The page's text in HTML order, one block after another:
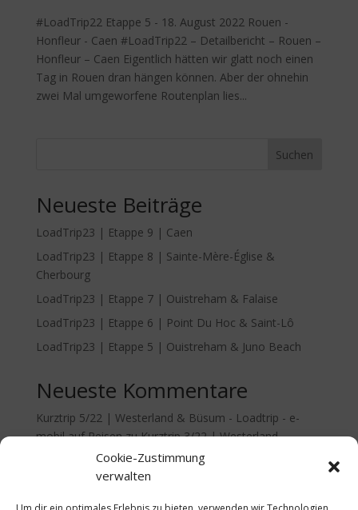
Cookie-Zustimmung
verwalten
#LoadTrip22 Etappe 5 - 18. August 2022 Rouen -
Honfleur - Caen #LoadTrip22 – Detailbericht – Rouen –
Honfleur – Caen Eigentlich hätten wir glatt noch einen
Tag in Rouen dran hängen können. Aber der ohnehin
zwei Mal umgeworfene Routenplan lies...
Suchen
Neueste Beiträge
LoadTrip23 | Etappe 9 | Caen
LoadTrip23 | Etappe 8 | Sainte-Mère-Église &
Cherbourg
LoadTrip23 | Etappe 7 | Ouistreham & Falaise
LoadTrip23 | Etappe 6 | Point Du Hoc & Saint-Lô
LoadTrip23 | Etappe 5 | Ouistreham & Juno Beach
Neueste Kommentare
Kurztrip 5/22 | Westerland & Büsum - Loadtrip - e-
mobil auf ReisenzuKurztrip 3/22 | Westerland